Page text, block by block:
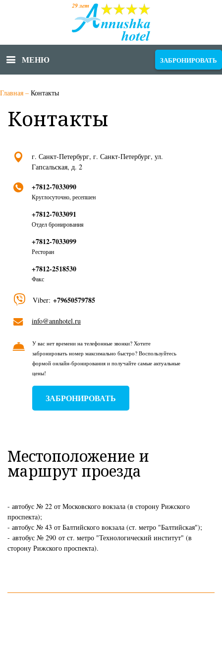
МЕНЮ ЗАБРОНИРОВАТЬ
Главная – Контакты
Контакты
г. Санкт-Петербург, г. Санкт-Петербург, ул.
Гапсальская, д. 2
+7812-7033090
Круглосуточно, ресепшен
+7812-7033091
Отдел бронирования
+7812-7033099
Ресторан
+7812-2518530
Факс
Viber: +79650579785
info@annhotel.ru
У вас нет времени на телефонные звонки? Хотите
забронировать номер максимально быстро? Воспользуйтесь
формой онлайн-бронирования и получайте самые актуальные
цены!
ЗАБРОНИРОВАТЬ
Местоположение и
маршрут проезда
- автобус № 22 от Московского вокзала (в сторону Рижского
проспекта);
- автобус № 43 от Балтийского вокзала (ст. метро "Балтийская");
- автобус № 290 от ст. метро "Технологический институт" (в
сторону Рижского проспекта).